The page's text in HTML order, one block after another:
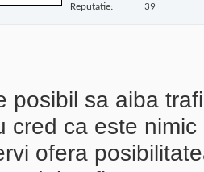
Reputatie: 39
posibil sa aiba
cred ca este
ofera